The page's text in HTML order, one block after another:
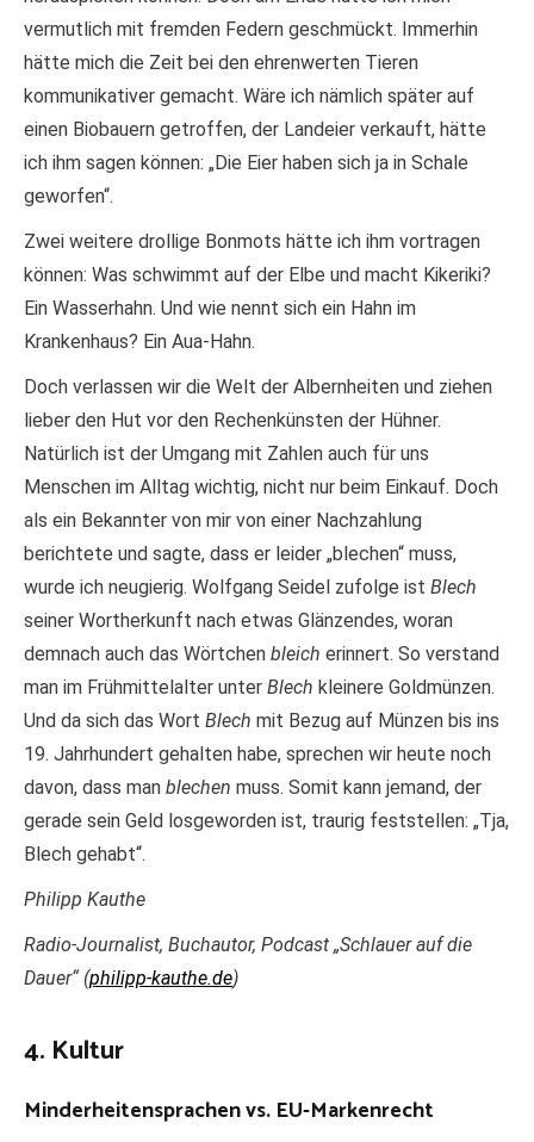
vermutlich mit fremden Federn geschmückt. Immerhin
hätte mich die Zeit bei den ehrenwerten Tieren
kommunikativer gemacht. Wäre ich nämlich später auf
einen Biobauern getroffen, der Landeier verkauft, hätte
ich ihm sagen können: „Die Eier haben sich ja in Schale
geworfen“.
Zwei weitere drollige Bonmots hätte ich ihm vortragen
können: Was schwimmt auf der Elbe und macht Kikeriki?
Ein Wasserhahn. Und wie nennt sich ein Hahn im
Krankenhaus? Ein Aua-Hahn.
Doch verlassen wir die Welt der Albernheiten und ziehen
lieber den Hut vor den Rechenkünsten der Hühner.
Natürlich ist der Umgang mit Zahlen auch für uns
Menschen im Alltag wichtig, nicht nur beim Einkauf. Doch
als ein Bekannter von mir von einer Nachzahlung
berichtete und sagte, dass er leider „blechen“ muss,
wurde ich neugierig. Wolfgang Seidel zufolge ist Blech
seiner Wortherkunft nach etwas Glänzendes, woran
demnach auch das Wörtchen bleich erinnert. So verstand
man im Frühmittelalter unter Blech kleinere Goldmünzen.
Und da sich das Wort Blech mit Bezug auf Münzen bis ins
19. Jahrhundert gehalten habe, sprechen wir heute noch
davon, dass man blechen muss. Somit kann jemand, der
gerade sein Geld losgeworden ist, traurig feststellen: „Tja,
Blech gehabt“.
Philipp Kauthe
Radio-Journalist, Buchautor, Podcast „Schlauer auf die
Dauer“ (philipp-kauthe.de)
4. Kultur
Minderheitensprachen vs. EU-Markenrecht